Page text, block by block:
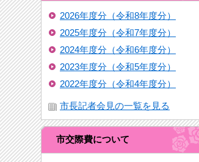
2026年度分（令和8年度分）
2025年度分（令和7年度分）
2024年度分（令和6年度分）
2023年度分（令和5年度分）
2022年度分（令和4年度分）
市長記者会見の一覧を見る
市交際費について